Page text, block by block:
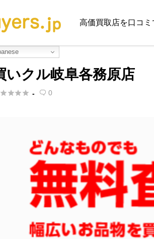
高価買取店を口コミ
いクル岐阜各務原店
 -  0